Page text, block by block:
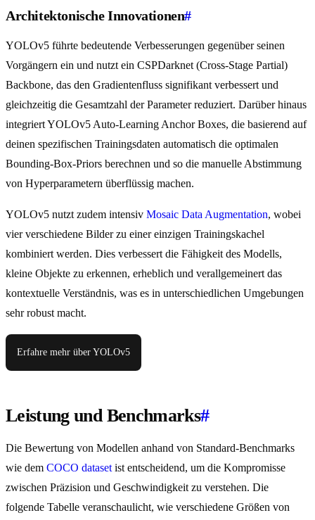
Architektonische Innovationen#
YOLOv5 führte bedeutende Verbesserungen gegenüber seinen
Vorgängern ein und nutzt ein CSPDarknet (Cross-Stage Partial)
Backbone, das den Gradientenfluss signifikant verbessert und
gleichzeitig die Gesamtzahl der Parameter reduziert. Darüber hinaus
integriert YOLOv5 Auto-Learning Anchor Boxes, die basierend auf
deinen spezifischen Trainingsdaten automatisch die optimalen
Bounding-Box-Priors berechnen und so die manuelle Abstimmung
von Hyperparametern überflüssig machen.
YOLOv5 nutzt zudem intensiv Mosaic Data Augmentation, wobei
vier verschiedene Bilder zu einer einzigen Trainingskachel
kombiniert werden. Dies verbessert die Fähigkeit des Modells,
kleine Objekte zu erkennen, erheblich und verallgemeinert das
kontextuelle Verständnis, was es in unterschiedlichen Umgebungen
sehr robust macht.
Erfahre mehr über YOLOv5
Leistung und Benchmarks#
Die Bewertung von Modellen anhand von Standard-Benchmarks
wie dem COCO dataset ist entscheidend, um die Kompromisse
zwischen Präzision und Geschwindigkeit zu verstehen. Die
folgende Tabelle veranschaulicht, wie verschiedene Größen von